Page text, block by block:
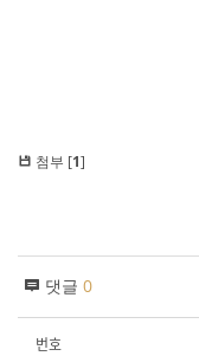
첨부 [1]
댓글 0
번호